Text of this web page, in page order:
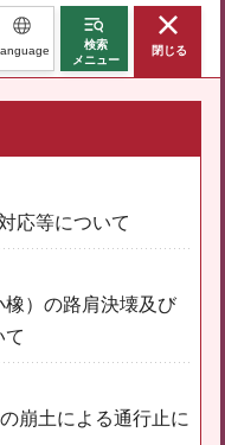
検索
メニュー
閉じる
応等について
）の路肩決壊及び
て
崩土による通行止に